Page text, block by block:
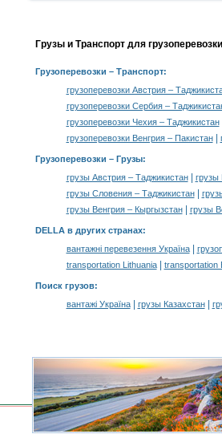
Грузы и Транспорт для
Грузоперевозки – Транспорт:
грузоперевозки Австрия –
грузоперевозки Сербия –
грузоперевозки Чехия – Таджикистан|
грузоперевозки Венгрия – Пакистан|
Грузоперевозки – Грузы:
грузы Австрия – Таджикистан|
грузы
грузы Словения – Таджикистан|
грузы Венгрия – Кыргызстан| грузы
DELLA в других странах:
вантажні перевезення Україна|
transportation Lithuania| transportation
Поиск грузов:
вантажі Україна| грузы Казахстан|